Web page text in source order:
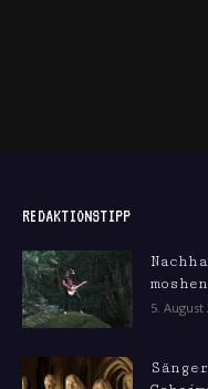
REDAKTIONSTIPP
moshen
5. August